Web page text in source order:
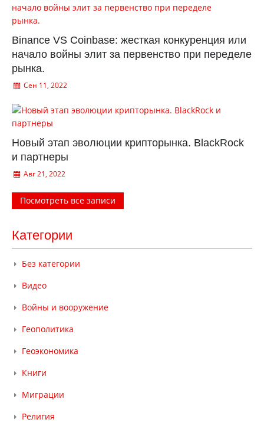
Binance VS Coinbase: жесткая конкуренция или
начало войны элит за первенство при переделе
рынка.
Сен 11, 2022
Новый этап эволюции крипторынка. BlackRock
и партнеры
Авг 21, 2022
Посмотреть все записи
Категории
Без категории
Видео
Войны и вооружение
Геополитика
Геоэкономика
Книги
Миграции
Религия